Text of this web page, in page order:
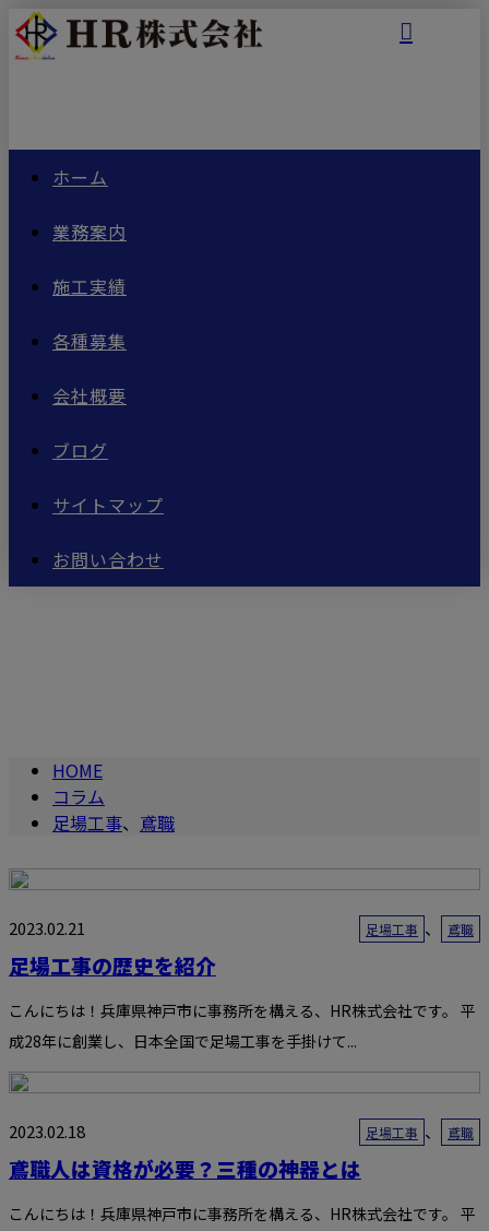
ホーム
業務案内
施工実績
各種募集
会社概要
ブログ
サイトマップ
お問い合わせ
HOME
コラム
足場工事、 鳶職
2023.02.21 足場工事 、 鳶職
足場工事の歴史を紹介
こんにちは！兵庫県神戸市に事務所を構える、HR株式会社です。 平
成28年に創業し、日本全国で足場工事を手掛けて...
2023.02.18 足場工事 、 鳶職
鳶職人は資格が必要？三種の神器とは
こんにちは！兵庫県神戸市に事務所を構える、HR株式会社です。 平